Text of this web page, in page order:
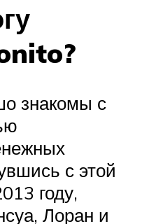
знакомы с
с этой
году,
Лоран и